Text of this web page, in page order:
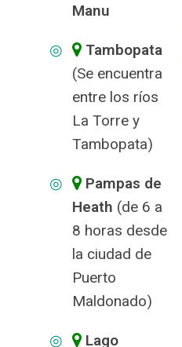
Manu
Tambopata
(Se encuentra
entre los ríos
La Torre y
Tambopata)
Pampas de
Heath (de 6 a
8 horas desde
la ciudad de
Puerto
Maldonado)
Lago